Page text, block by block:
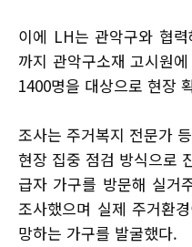
이에 LH는 관악구와 협
까지 관악구소재 고시원
1400명을 대상으로 현장
조사는 주거복지 전문가
현장 집중 점검 방식으로
급자 가구를 방문해 실거
조사했으며 실제 주거환
망하는 가구를 발굴했다.